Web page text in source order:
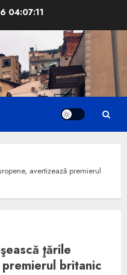
04:07:12
avertizează premierul
ţările
britanic